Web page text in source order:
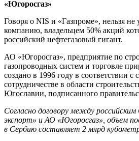
«Югоросгаз»
Говоря о NIS и «Газпроме», нельзя не
компанию, владельцем 50% акций
российский нефтегазовый гигант.
АО «Югоросгаз», предприятие по
газопроводных систем и торговле
создано в 1996 году в соответствии с
сотрудничестве в области
Югославии, подписанного
Согласно договору между
экспорт» и АО «Югоросгаз», объем
в Сербию составляет 2 млрд